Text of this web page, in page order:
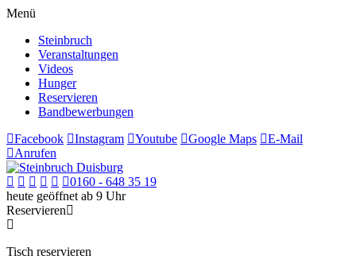
Menü
Steinbruch
Veranstaltungen
Videos
Hunger
Reservieren
Bandbewerbungen
Facebook
Instagram Youtube Google Maps
E-Mail
Anrufen
0160 - 648 35 19
heute geöffnet ab 9 Uhr
Reservieren
Tisch reservieren